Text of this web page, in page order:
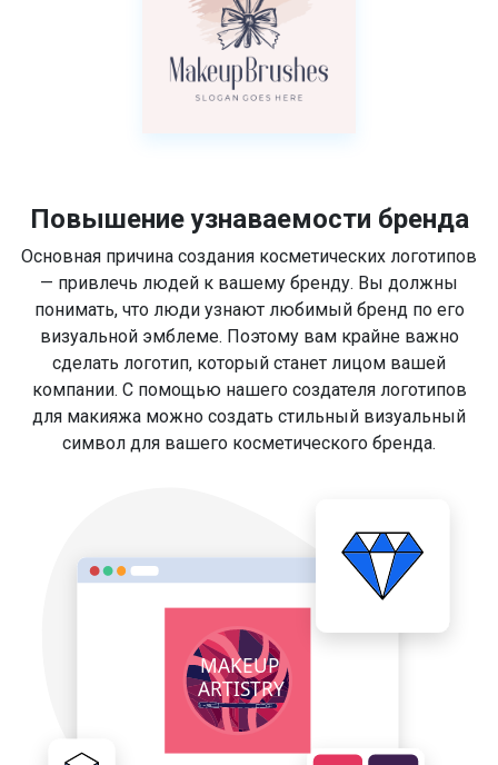
Повышение узнаваемости бренда
Основная причина создания косметических логотипов
— привлечь людей к вашему бренду. Вы должны
понимать, что люди узнают любимый бренд по его
визуальной эмблеме. Поэтому вам крайне важно
сделать логотип, который станет лицом вашей
компании. С помощью нашего создателя логотипов
для макияжа можно создать стильный визуальный
символ для вашего косметического бренда.